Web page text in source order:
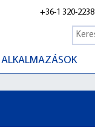
+36-1 320-2238
ALKALMAZÁSOK